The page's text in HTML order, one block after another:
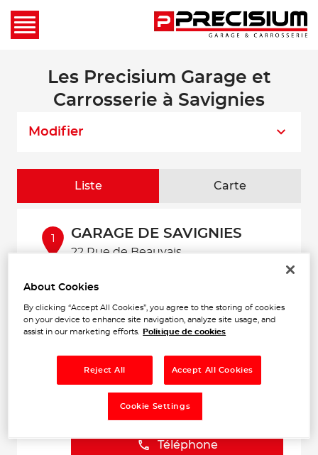
Les Precisium Garage et
Carrosserie à Savignies
Modifier
Liste Carte
1 GARAGE DE SAVIGNIES
22 Rue de Beauvais
Voir plus
AMR AUTO
60000 BEAUVAIS
Fermé actuellement
Téléphone
About Cookies
By clicking “Accept All Cookies”, you agree to the storing of cookies
on your device to enhance site navigation, analyze site usage, and
assist in our marketing efforts.
Politique de cookies
Reject All Accept All Cookies
Cookie Settings